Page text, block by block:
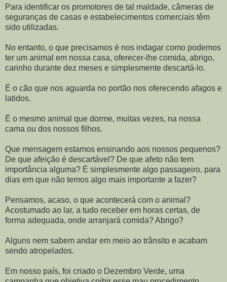
Para identificar os promotores de tal maldade, câmeras de
seguranças de casas e estabelecimentos comerciais têm
sido utilizadas.
No entanto, o que precisamos é nos indagar como podemos
ter um animal em nossa casa, oferecer-lhe comida, abrigo,
carinho durante dez meses e simplesmente descartá-lo.
É o cão que nos aguarda no portão nos oferecendo afagos e
latidos.
É o mesmo animal que dorme, muitas vezes, na nossa
cama ou dos nossos filhos.
Que mensagem estamos ensinando aos nossos pequenos?
De que afeição é descartável? De que afeto não tem
importância alguma? É simplesmente algo passageiro, para
dias em que não temos algo mais importante a fazer?
Pensamos, acaso, o que acontecerá com o animal?
Acostumado ao lar, a tudo receber em horas certas, de
forma adequada, onde arranjará comida? Abrigo?
Alguns nem sabem andar em meio ao trânsito e acabam
sendo atropelados.
Em nosso país, foi criado o Dezembro Verde, uma